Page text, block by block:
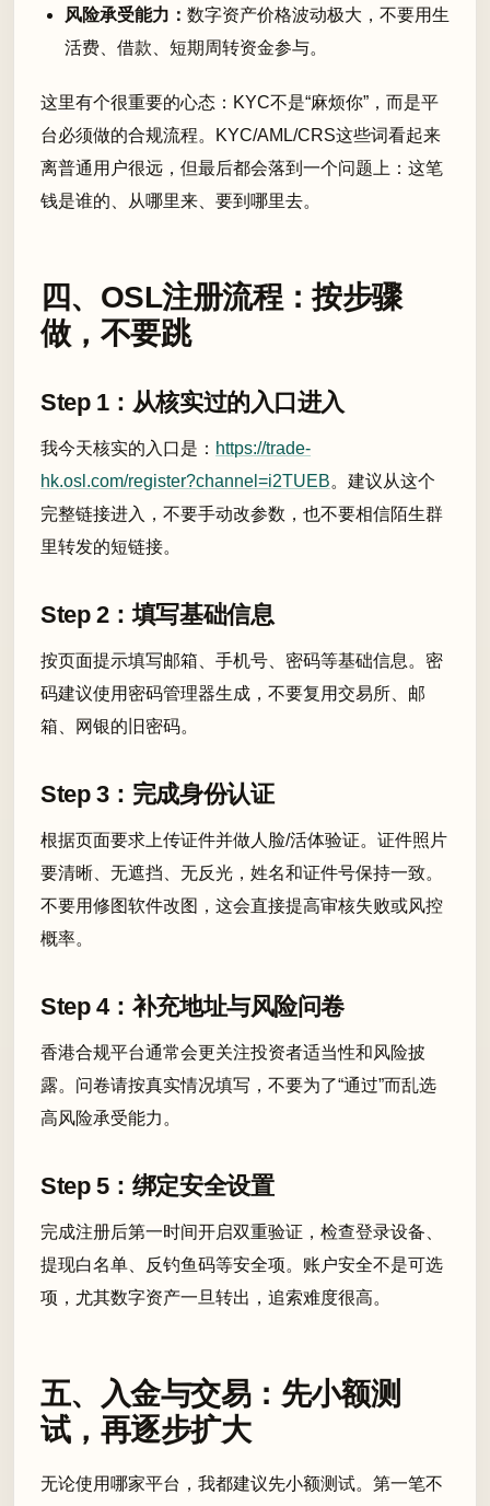
风险承受能力： 数字资产价格波动极大，不要用生
活费、借款、短期周转资金参与。
这里有个很重要的心态：KYC不是“麻烦你”，而是平
台必须做的合规流程。KYC/AML/CRS这些词看起来
离普通用户很远，但最后都会落到一个问题上：这笔
钱是谁的、从哪里来、要到哪里去。
四、OSL注册流程：按步骤
做，不要跳
Step 1：从核实过的入口进入
我今天核实的入口是： https://trade-
hk.osl.com/register?channel=i2TUEB。建议从这个
完整链接进入，不要手动改参数，也不要相信陌生群
里转发的短链接。
Step 2：填写基础信息
按页面提示填写邮箱、手机号、密码等基础信息。密
码建议使用密码管理器生成，不要复用交易所、邮
箱、网银的旧密码。
Step 3：完成身份认证
根据页面要求上传证件并做人脸/活体验证。证件照片
要清晰、无遮挡、无反光，姓名和证件号保持一致。
不要用修图软件改图，这会直接提高审核失败或风控
概率。
Step 4：补充地址与风险问卷
香港合规平台通常会更关注投资者适当性和风险披
露。问卷请按真实情况填写，不要为了“通过”而乱选
高风险承受能力。
Step 5：绑定安全设置
完成注册后第一时间开启双重验证，检查登录设备、
提现白名单、反钓鱼码等安全项。账户安全不是可选
项，尤其数字资产一旦转出，追索难度很高。
五、入金与交易：先小额测
试，再逐步扩大
无论使用哪家平台，我都建议先小额测试。第一笔不